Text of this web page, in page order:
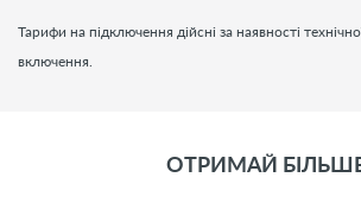
Тарифи на підключення дійсні за наявності
включення.
ОТРИМАЙ